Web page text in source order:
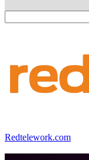
Redtelework.com